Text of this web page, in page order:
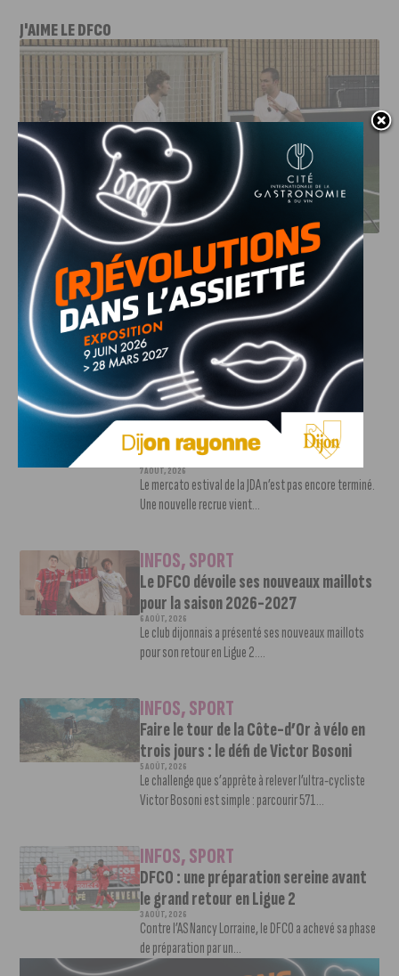
J'AIME LE DFCO
DFCO : RENCONTRE AVEC PIERRE-HENRI DEBALLON,
L’ARTISAN DE LA MONTÉE EN LIGUE 2
INFOS, SPORT
DFCO : Rencontre avec Pierre-Henri
Deballon, l’artisan de la montée en
Ligue 2
7 AOÛT, 2026
Le DFCO est de retour en Ligue 2 après trois ans
d’absence. La saison...
INFOS,SPORT
Nouvelle arrivée à la JDA Basket,
Shevon Thompson est dijonnais
7 AOÛT, 2026
Le mercato estival de la JDA n’est pas encore terminé.
Une nouvelle recrue vient...
INFOS,SPORT
Le DFCO dévoile ses nouveaux maillots
pour la saison 2026-2027
6 AOÛT, 2026
Le club dijonnais a présenté ses nouveaux maillots
pour son retour en Ligue 2....
INFOS,SPORT
Faire le tour de la Côte-d’Or à vélo en
trois jours : le défi de Victor Bosoni
5 AOÛT, 2026
Le challenge que s’apprête à relever l’ultra-cycliste
Victor Bosoni est simple : parcourir 571...
INFOS,SPORT
DFCO : une préparation sereine avant
le grand retour en Ligue 2
3 AOÛT, 2026
Contre l’AS Nancy Lorraine, le DFCO a achevé sa phase
de préparation par un...